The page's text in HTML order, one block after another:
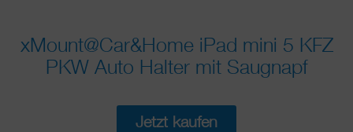
xMount@Car&Home iPad mini 5 KFZ
PKW Auto Halter mit Saugnapf
Jetzt kaufen